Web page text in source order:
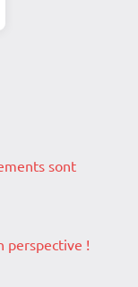
sont
perspective !